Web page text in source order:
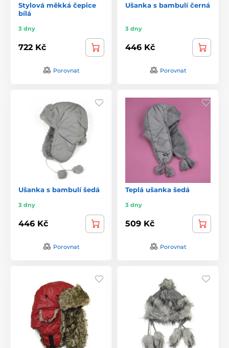
Stylová měkká čepice
bílá
3 dny
722 Kč
Porovnat
Ušanka s bambulí černá
3 dny
446 Kč
Porovnat
Ušanka s bambulí šedá
3 dny
446 Kč
Porovnat
Teplá ušanka šedá
3 dny
509 Kč
Porovnat